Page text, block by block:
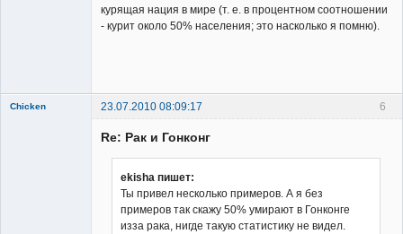
курящая нация в мире (т. е. в процентном соотношении
- курит около 50% населения; это насколько я помню).
6
Chicken
23.07.2010 08:09:17
Re: Рак и Гонконг
ekisha пишет:
Ты привел несколько примеров. А я без
примеров так скажу 50% умирают в Гонконге
изза рака, нигде такую статистику не видел.